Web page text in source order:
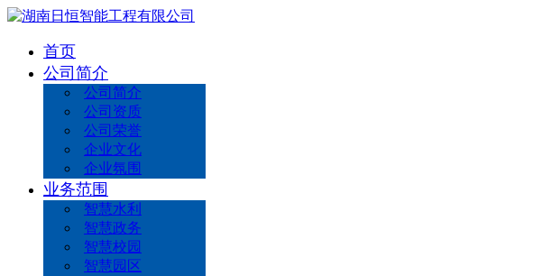
首页
公司简介
公司简介
公司资质
公司荣誉
企业文化
企业氛围
业务范围
智慧水利
智慧政务
智慧校园
智慧园区